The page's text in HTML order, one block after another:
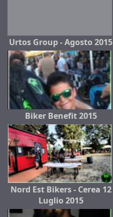
Urtos Group - Agosto 2015
Biker Benefit 2015
Nord Est Bikers - Cerea 12
Luglio 2015